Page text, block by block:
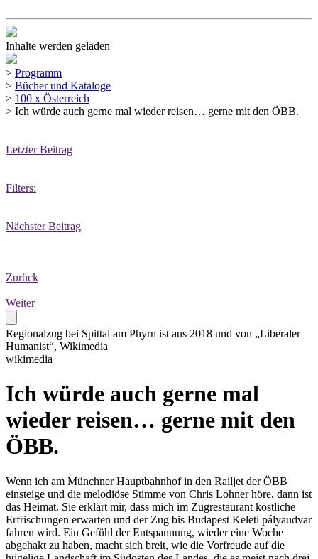
Inhalte werden geladen
> Programm
> Bücher und Kataloge
> 100 x Österreich
> Ich würde auch gerne mal wieder reisen… gerne mit den ÖBB.
Letzter Beitrag
Filters:
Nächster Beitrag
Zurück
Weiter
Regionalzug bei Spittal am Phyrn ist aus 2018 und von „Liberaler
Humanist“, Wikimedia
wikimedia
Ich würde auch gerne mal
wieder reisen… gerne mit den
ÖBB.
Wenn ich am Münchner Hauptbahnhof in den Railjet der ÖBB
einsteige und die melodiöse Stimme von Chris Lohner höre, dann ist
das Heimat. Sie erklärt mir, dass mich im Zugrestaurant köstliche
Erfrischungen erwarten und der Zug bis Budapest Keleti pályaudvar
fahren wird. Ein Gefühl der Entspannung, wieder eine Woche
abgehakt zu haben, macht sich breit, wie die Vorfreude auf die